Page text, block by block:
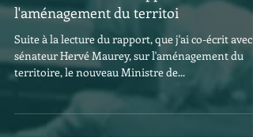
Réaction du Ministre Richard Ferrand à
la lecture de notre rapport sur
l'aménagement du territoi
Suite à la lecture du rapport, que j'ai co-écrit avec
sénateur Hervé Maurey, sur l'aménagement du
territoire, le nouveau Ministre de...